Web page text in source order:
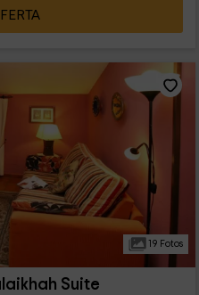
19 Fotos
Suite